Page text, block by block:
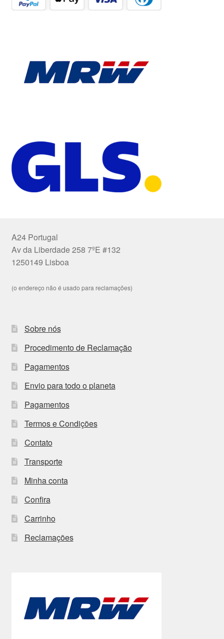
A24 Portugal
Av da Liberdade 258 7ºE #132
1250149 Lisboa
(o endereço não é usado para reclamações)
Sobre nós
Procedimento de Reclamação
Pagamentos
Envio para todo o planeta
Pagamentos
Termos e Condições
Contato
Transporte
Minha conta
Confira
Carrinho
Reclamações